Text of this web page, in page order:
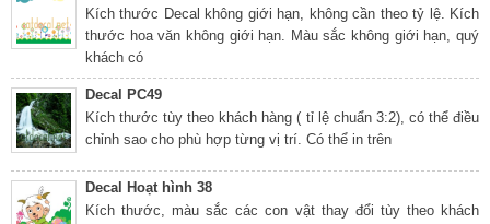
Kích thước Decal không giới hạn, không cần theo tỷ lệ. Kích
thước hoa văn không giới hạn. Màu sắc không giới hạn, quý
khách có
Decal PC49
Kích thước tùy theo khách hàng ( tỉ lệ chuẩn 3:2), có thể điều
chỉnh sao cho phù hợp từng vị trí. Có thể in trên
Decal Hoạt hình 38
Kích thước, màu sắc các con vật thay đổi tùy theo khách